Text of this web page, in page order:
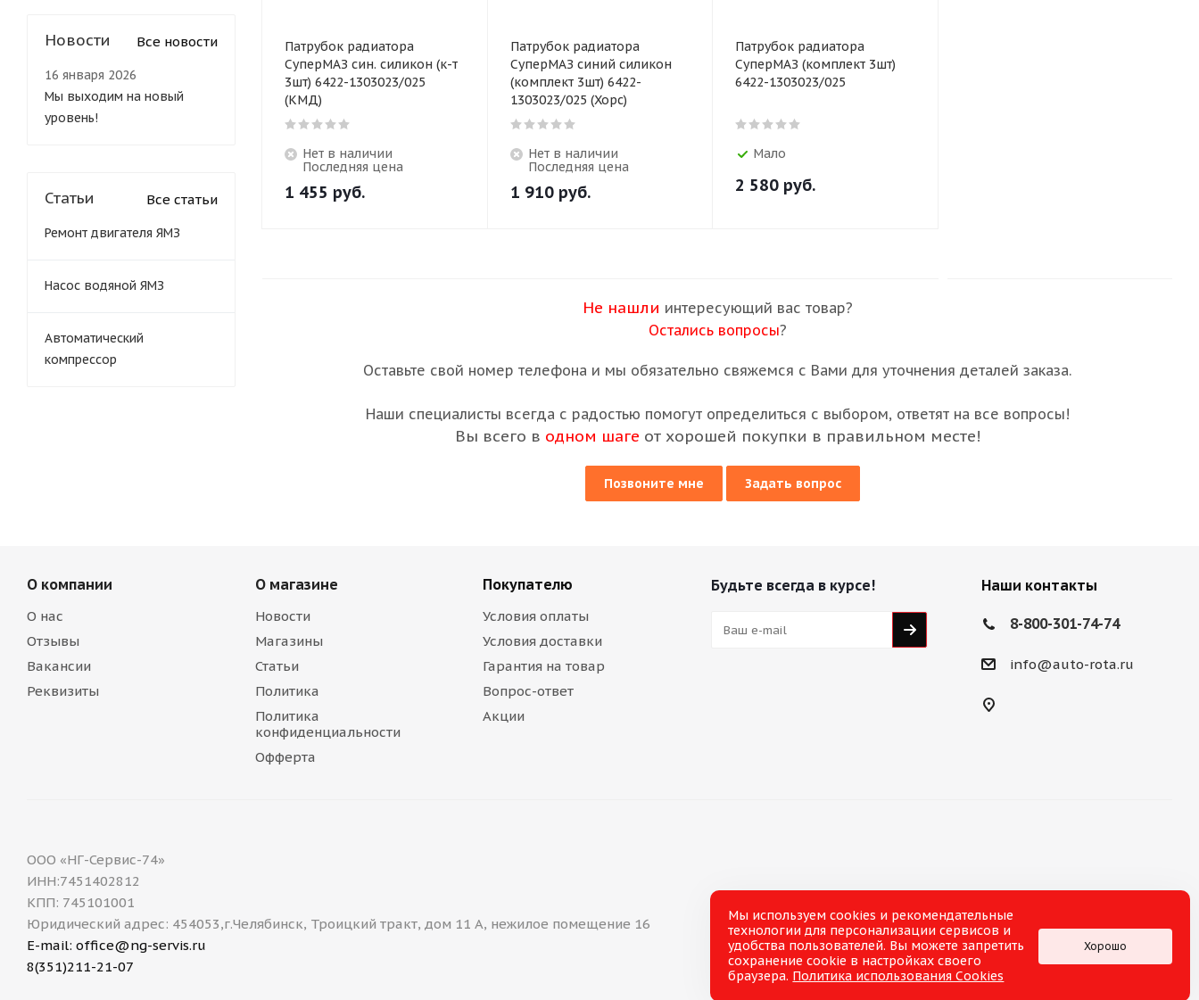
Патрубок радиатора
СуперМАЗ син. силикон (к-т
3шт) 6422-1303023/025
(КМД)
Нет в наличии
Последняя цена
1 455 руб.
Патрубок радиатора
СуперМАЗ синий силикон
(комплект 3шт) 6422-
1303023/025 (Хорс)
Нет в наличии
Последняя цена
1 910руб.
Патрубок радиатора
СуперМАЗ (комплект 3шт)
6422-1303023/025
Мало
2 580 руб.
Не нашли интересующий вас товар?
Остались вопросы?
Оставьте свой номер телефона и мы обязательно свяжемся с Вами для уточнения деталей заказа.
Наши специалисты всегда с радостью помогут определиться с выбором, ответят на все вопросы!
Вы всего в одном шаге от хорошей покупки в правильном месте!
Позвоните мне Задать вопрос
Новости Все новости
16 января 2026
Мы выходим на новый
уровень!
Статьи Все статьи
Ремонт двигателя ЯМЗ
Насос водяной ЯМЗ
Автоматический
компрессор
О компании
О нас
Отзывы
Вакансии
Реквизиты
О магазине
Новости
Магазины
Статьи
Политика
Политика
конфиденциальности
Офферта
Покупателю
Условия оплаты
Условия доставки
Гарантия на товар
Вопрос-ответ
Акции
Будьте всегда в курсе! Наши контакты
8-800-301-74-74
info@auto-rota.ru
ООО «НГ-Сервис-74»
ИНН:7451402812
КПП: 745101001
Юридический адрес: 454053,г.Челябинск, Троицкий тракт, дом 11 А, нежилое помещение 16
E-mail: office@ng-servis.ru
8(351)211-21-07
Мы используем cookies и рекомендательные
технологии для персонализации сервисов и
удобства пользователей. Вы можете запретить
сохранение cookie в настройках своего
браузера. Политика использования Cookies
Хорошо